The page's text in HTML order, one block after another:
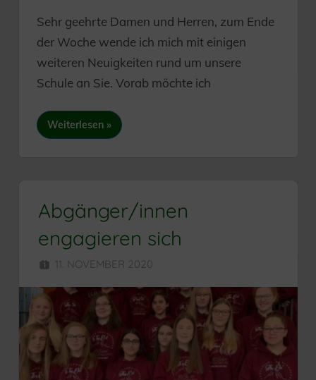
Sehr geehrte Damen und Herren, zum Ende
der Woche wende ich mich mit einigen
weiteren Neuigkeiten rund um unsere
Schule an Sie. Vorab möchte ich
Weiterlesen
Abgänger/innen
engagieren sich
11. NOVEMBER 2020